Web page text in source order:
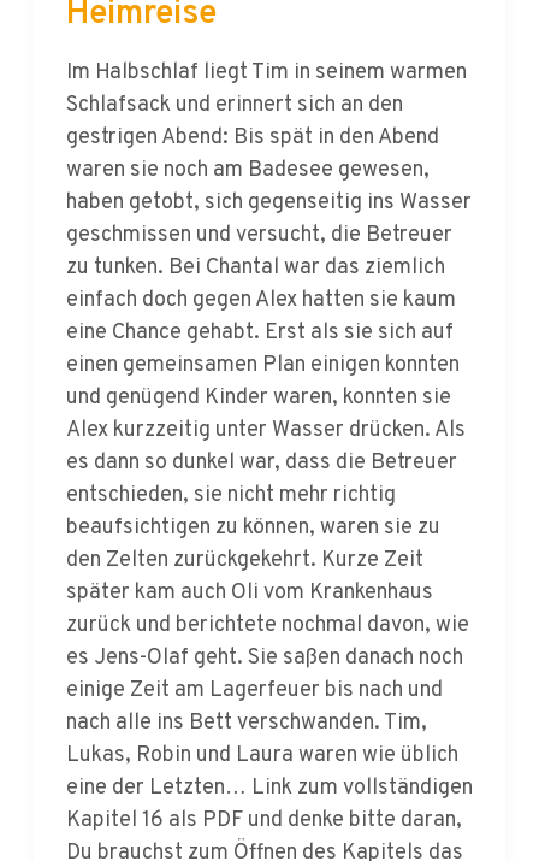
Im Halbschlaf liegt Tim in seinem warmen
gestrigen Abend: Bis spät in den Abend
waren sie noch am Badesee gewesen,
haben getobt, sich gegenseitig ins Wasser
geschmissen und versucht, die Betreuer
zu tunken. Bei Chantal war das ziemlich
einfach doch gegen Alex hatten sie kaum
eine Chance gehabt. Erst als sie sich auf
einen gemeinsamen Plan einigen konnten
und genügend Kinder waren, konnten sie
Alex kurzzeitig unter Wasser drücken. Als
es dann so dunkel war, dass die Betreuer
entschieden, sie nicht mehr richtig
beaufsichtigen zu können, waren sie zu
den Zelten zurückgekehrt. Kurze Zeit
später kam auch Oli vom Krankenhaus
zurück und berichtete nochmal davon, wie
es Jens-Olaf geht. Sie saßen danach noch
einige Zeit am Lagerfeuer bis nach und
nach alle ins Bett verschwanden. Tim,
Lukas, Robin und Laura waren wie üblich
eine der Letzten… Link zum vollständigen
Kapitel 16 als PDF und denke bitte daran,
Du brauchst zum Öffnen des Kapitels das
Lösungswort aus Kapitel 15. Solltet ihr